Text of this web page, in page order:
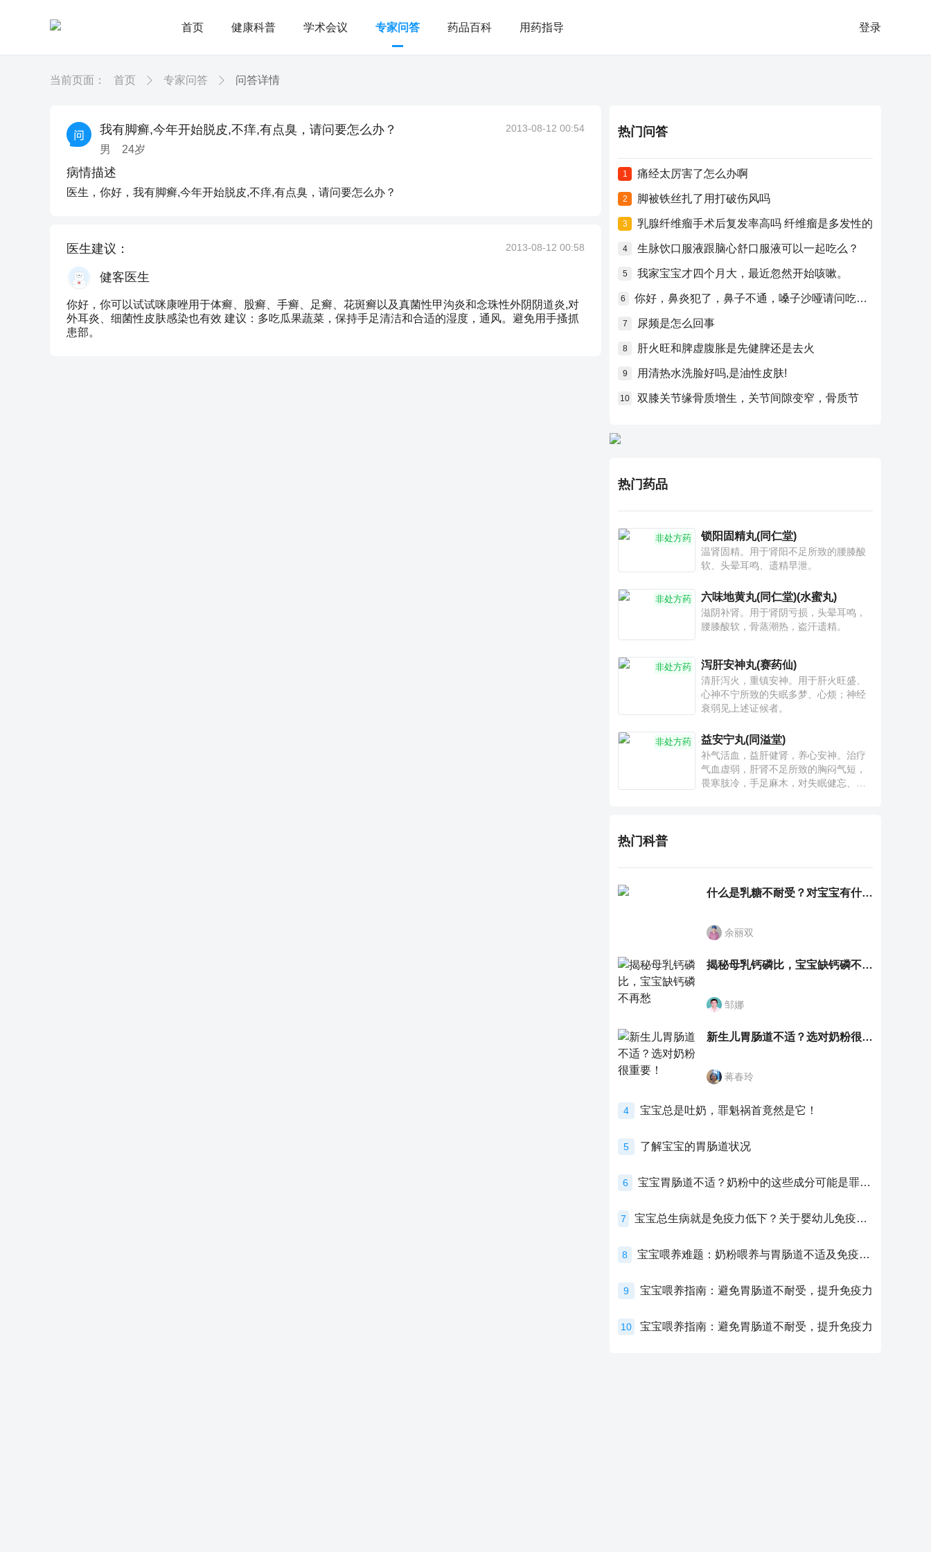
首页 健康科普 学术会议 专家问答 药品百科 用药指导 登录
当前页面： 首页 专家问答 问答详情
我有脚癣,今年开始脱皮,不痒,有点臭，请问要怎么办？
男 24岁
2013-08-12 00:54
病情描述
医生，你好，我有脚癣,今年开始脱皮,不痒,有点臭，请问要怎么办？
医生建议： 2013-08-12 00:58
健客医生
你好，你可以试试咪康唑用于体癣、股癣、手癣、足癣、花斑癣以及真菌性甲沟炎和念珠性外阴阴道炎,对
外耳炎、细菌性皮肤感染也有效 建议：多吃瓜果蔬菜，保持手足清洁和合适的湿度，通风。避免用手搔抓
患部。
热门问答
1 痛经太厉害了怎么办啊
2 脚被铁丝扎了用打破伤风吗
3 乳腺纤维瘤手术后复发率高吗 纤维瘤是多发性的
4 生脉饮口服液跟脑心舒口服液可以一起吃么？
5 我家宝宝才四个月大，最近忽然开始咳嗽。
6 你好，鼻炎犯了，鼻子不通，嗓子沙哑请问吃什么药比较好？
7 尿频是怎么回事
8 肝火旺和脾虚腹胀是先健脾还是去火
9 用清热水洗脸好吗,是油性皮肤!
10 双膝关节缘骨质增生，关节间隙变窄，骨质节
热门药品
非处方药 锁阳固精丸(同仁堂)
温肾固精。用于肾阳不足所致的腰膝酸
软、头晕耳鸣、遗精早泄。
非处方药 六味地黄丸(同仁堂)(水蜜丸)
滋阴补肾。用于肾阴亏损，头晕耳鸣，
腰膝酸软，骨蒸潮热，盗汗遗精。
非处方药 泻肝安神丸(赛药仙)
清肝泻火，重镇安神。用于肝火旺盛、
心神不宁所致的失眠多梦、心烦；神经
衰弱见上述证候者。
非处方药 益安宁丸(同溢堂)
补气活血，益肝健肾，养心安神。治疗
气血虚弱，肝肾不足所致的胸闷气短，
畏寒肢冷，手足麻木，对失眠健忘、神
热门科普
什么是乳糖不耐受？对宝宝有什么影响？
余丽双
揭秘母乳钙磷比，宝宝缺钙磷不再愁
邹娜
新生儿胃肠道不适？选对奶粉很重要！
蒋春玲
4 宝宝总是吐奶，罪魁祸首竟然是它！
5 了解宝宝的胃肠道状况
6 宝宝胃肠道不适？奶粉中的这些成分可能是罪魁祸首！
7 宝宝总生病就是免疫力低下？关于婴幼儿免疫力的真相，家长必须了解！
8 宝宝喂养难题：奶粉喂养与胃肠道不适及免疫力提升的奥秘
9 宝宝喂养指南：避免胃肠道不耐受，提升免疫力
10 宝宝喂养指南：避免胃肠道不耐受，提升免疫力